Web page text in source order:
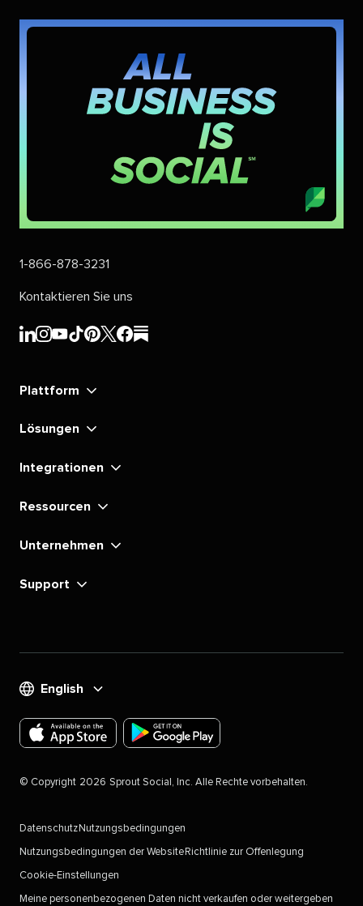
1-866-878-3231​​
Kontaktieren Sie uns​​
Sprout
LinkedIn​​
Sprout
Instagram​​
Sprout
YouTube​​
Sprout
TikTok​​
Sprout
Pinterest​​
Sprout
Sprout
Sprout
Plattform​​
Lösungen​​
Integrationen​​
Ressourcen​​
Unternehmen​​
Support​​
English​​
Sie
Sprout
Sie
Sprout
©​​ Copyright​​ 2026​​ Sprout Social, Inc. Alle Rechte vorbehalten.​​
Datenschutz​​ Nutzungsbedingungen​​
Nutzungsbedingungen der Website​​ Richtlinie zur Offenlegung​​
Cookie-Einstellungen
Meine personenbezogenen Daten nicht verkaufen oder weitergeben​​